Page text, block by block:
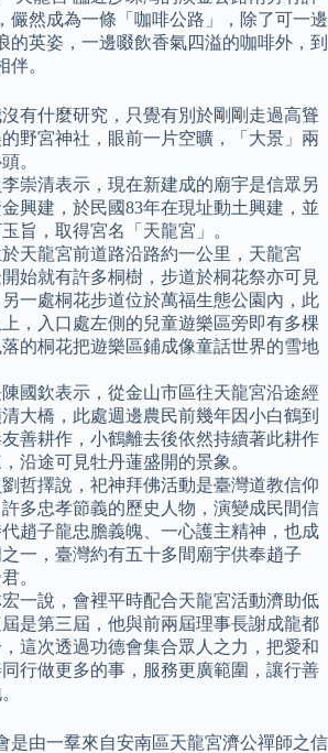
儼然成為一條「咖啡公路」，除了可一邊
的英姿，一邊啜飲香氣四溢的咖啡外，到
。
有什麼研究，只覺有別於剛剛走過高聳
野宮神社，眼前一片空曠，「大景」兩
。
崇清表示，現在新建成的廟宇是信眾另
興建，於民國83年在現址動土興建，並
旨，取得宮名「天龍宮」。
天龍宮前道路沿路約一公里，天龍宮
始就有許多桐樹，步道於桐花祭亦可見
一處桐花步道位於萬福生態公園內，此
，入口處左側的兒童遊樂區旁即有多棵
的桐花把遊樂區鋪成像童話世界的雪地
國欽表示，從金山市區往天龍宮沿途經
大橋，此處週邊農民前幾年因小白鶴到
善耕作，小鶴離去後依然持續著此耕作
沿途可見牡丹蓮盛開的景象。
哲擇說，祀神拜佛活動是臺灣道教信仰
多忠孝節義的歷史人物，演變成民間信
趙子龍忠膽義魄、一心護主精神，也成
一，臺灣約有五十多間廟宇供奉趙子
。
一說，會裡平時配合天龍宮活動濟助低
是第三屆，他與前兩屆理事長謝成龍都
這次透過功德會集合眾人之力，把愛和
行做更多的事，服務更廣範圍，讓行善
是由一羣來自安南區天龍宮濟公禪師之信